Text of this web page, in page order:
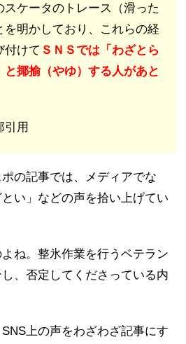
スケータのトレース（滑った
を明かしており、これらの経
付けて ＳＮＳでは「わざとら
と揶揄（やゆ）する人があと
引用
の記事では、メディアでな
い」などの声を拾い上げてい
ね。整氷作業を行うベテラン
、否定してくださっている内
上の声をわざわざ記事にす